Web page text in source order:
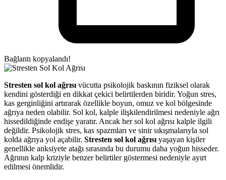
Bağlantı kopyalandı!
Stresten sol kol ağrısı vücutta psikolojik baskının fiziksel olarak
kendini gösterdiği en dikkat çekici belirtilerden biridir. Yoğun stres,
kas gerginliğini artırarak özellikle boyun, omuz ve kol bölgesinde
ağrıya neden olabilir. Sol kol, kalple ilişkilendirilmesi nedeniyle ağrı
hissedildiğinde endişe yaratır. Ancak her sol kol ağrısı kalple ilgili
değildir. Psikolojik stres, kas spazmları ve sinir sıkışmalarıyla sol
kolda ağrıya yol açabilir. Stresten sol kol ağrısı yaşayan kişiler
genellikle anksiyete atağı sırasında bu durumu daha yoğun hisseder.
Ağrının kalp kriziyle benzer belirtiler göstermesi nedeniyle ayırt
edilmesi önemlidir.